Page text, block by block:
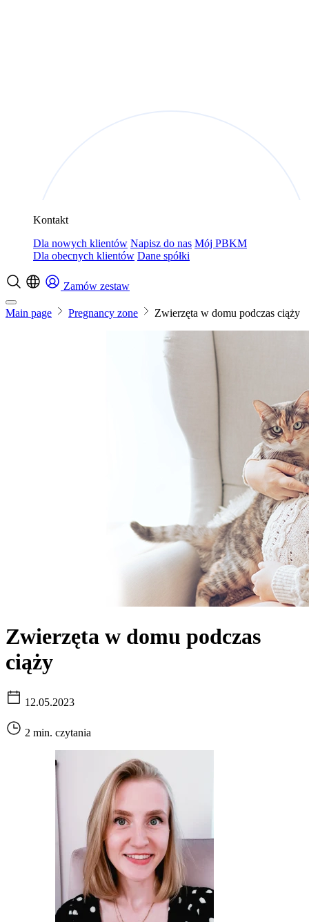
Kontakt
Dla nowych klientów Napisz do nas Mój PBKM
Dla obecnych klientów Dane spółki
Zamów zestaw
Main page Pregnancy zone Zwierzęta w domu podczas ciąży
Zwierzęta w domu podczas
ciąży
12.05.2023
2 min. czytania